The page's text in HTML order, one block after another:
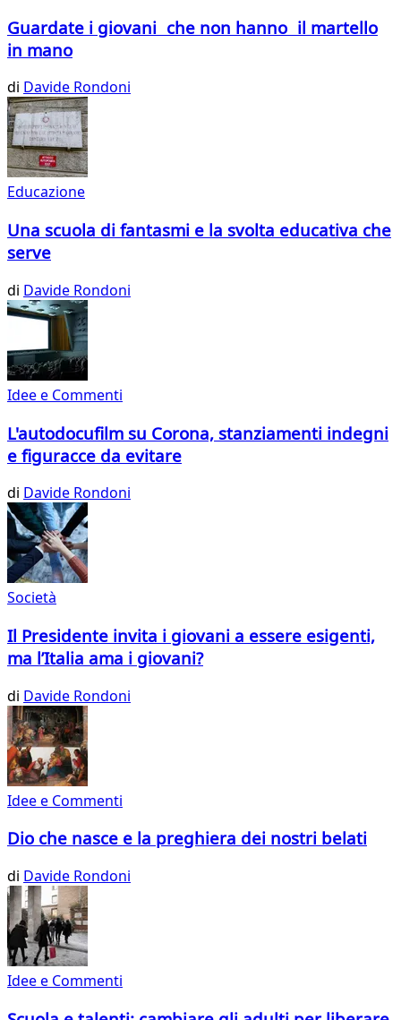
Guardate i giovani che non hanno il martello
in mano
di Davide Rondoni
Educazione
Una scuola di fantasmi e la svolta educativa che
serve
di Davide Rondoni
Idee e Commenti
L'autodocufilm su Corona, stanziamenti indegni
e figuracce da evitare
di Davide Rondoni
Società
Il Presidente invita i giovani a essere esigenti,
ma l’Italia ama i giovani?
di Davide Rondoni
Idee e Commenti
Dio che nasce e la preghiera dei nostri belati
di Davide Rondoni
Idee e Commenti